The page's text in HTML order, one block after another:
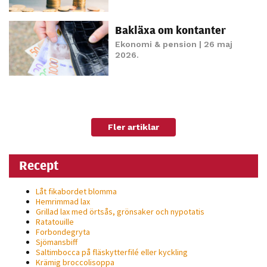
Bakläxa om kontanter
Ekonomi & pension | 26 maj
2026.
Fler artiklar
Recept
Låt fikabordet blomma
Hemrimmad lax
Grillad lax med örtsås, grönsaker och nypotatis
Ratatouille
Forbondegryta
Sjömansbiff
Saltimbocca på fläsk­ytterfilé eller kyckling
Krämig broccolisoppa